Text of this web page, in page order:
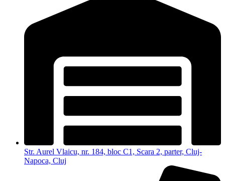
Str. Aurel Vlaicu, nr. 184, bloc C1, Scara 2, parter, Cluj-
Napoca, Cluj